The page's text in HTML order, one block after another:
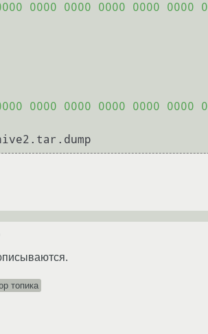
0000 0000 0000 0000 0000
0000 0000 0000 0000 0000
топика